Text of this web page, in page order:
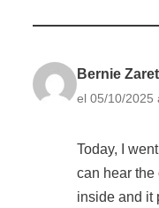
Bernie
el 05/10/2025
Today, I
can hear the
inside and it